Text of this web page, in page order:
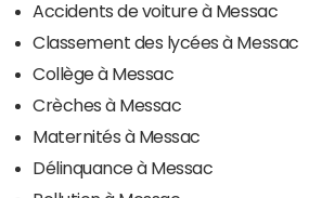
Accidents de voiture à Messac
Classement des lycées à Messac
Collège à Messac
Crèches à Messac
Maternités à Messac
Délinquance à Messac